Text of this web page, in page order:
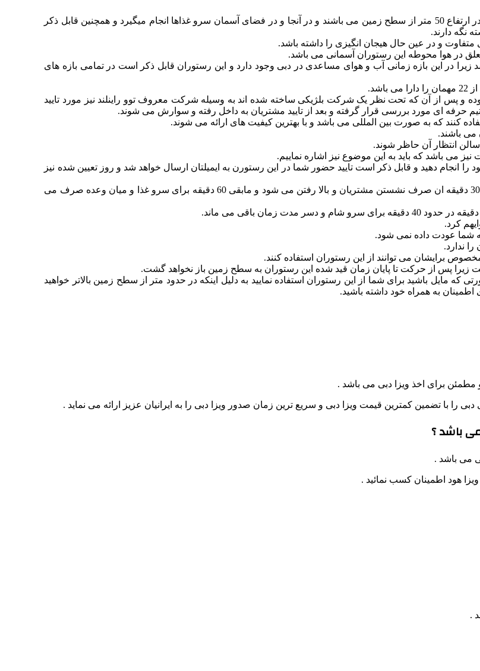
رستوران اسکای دبی یک مجموعه معمولی نمی باشد و تمامی مشتریان و آشپزان در ارتفاع 50 متر از سطح زمین می باشند و در آنجا و در فضای آسمان سرو غذاها انجام میگیرد و همچنین قابل ذکر
نگه دارند.
متفاوت و در عین حال هیجان انگیزی را داشته باشد.
در هوا محوطه این رستوران آسمانی می باشد.
در این بازه زمانی آب و هوای مساعدی در دبی وجود دارد و این رستوران قابل ذکر است در تمامی بازه های
و پس از آن که تحت نظر یک شرکت بلژیکی ساخته شده اند به وسیله شرکت معروف توو راینلند نیز مورد تایید
حرفه ای مورد بررسی قرار گرفته و بعد از تایید مشتریان به داخل رفته و سوارش می شوند.
کنند که به صورت بین المللی می باشد و با بهترین کیفیت های ارائه می شوند.
می باشند.
می باشد که باید به این موضوع نیز اشاره نماییم.
انجام دهید و قابل ذکر است تایید حضور شما در این رستورن به ایمیلتان ارسال خواهد شد و روز تعیین شده نیز
برای وعده ناهار و میان وعده 90 دقیقه زمان صرف می شود و قابل ذکر است که 30 دقیقه ان صرف نشستن مشتریان و بالا رفتن می شود و مابقی 60 دقیقه برای سرو غذا و میان وعده صرف می
کرد.
شما عودت داده نمی شود.
ندارد.
برایشان می توانند از این رستوران استفاده کنند.
زیرا پس از حرکت تا پایان زمان قید شده این رستوران به سطح زمین باز نخواهد گشت.
مایل باشید برای شما از این رستوران استفاده نمایید به دلیل اینکه در حدود متر از سطح زمین بالاتر خواهید
به همراه خود داشته باشید.
مطمئن برای اخذ ویزا دبی می باشد .
با تضمین کمترین قیمت ویزا دبی و سریع ترین زمان صدور ویزا دبی را به ایرانیان عزیز ارائه می نماید .
باشد ؟
می باشد .
هود اطمینان کسب نمائید .
.